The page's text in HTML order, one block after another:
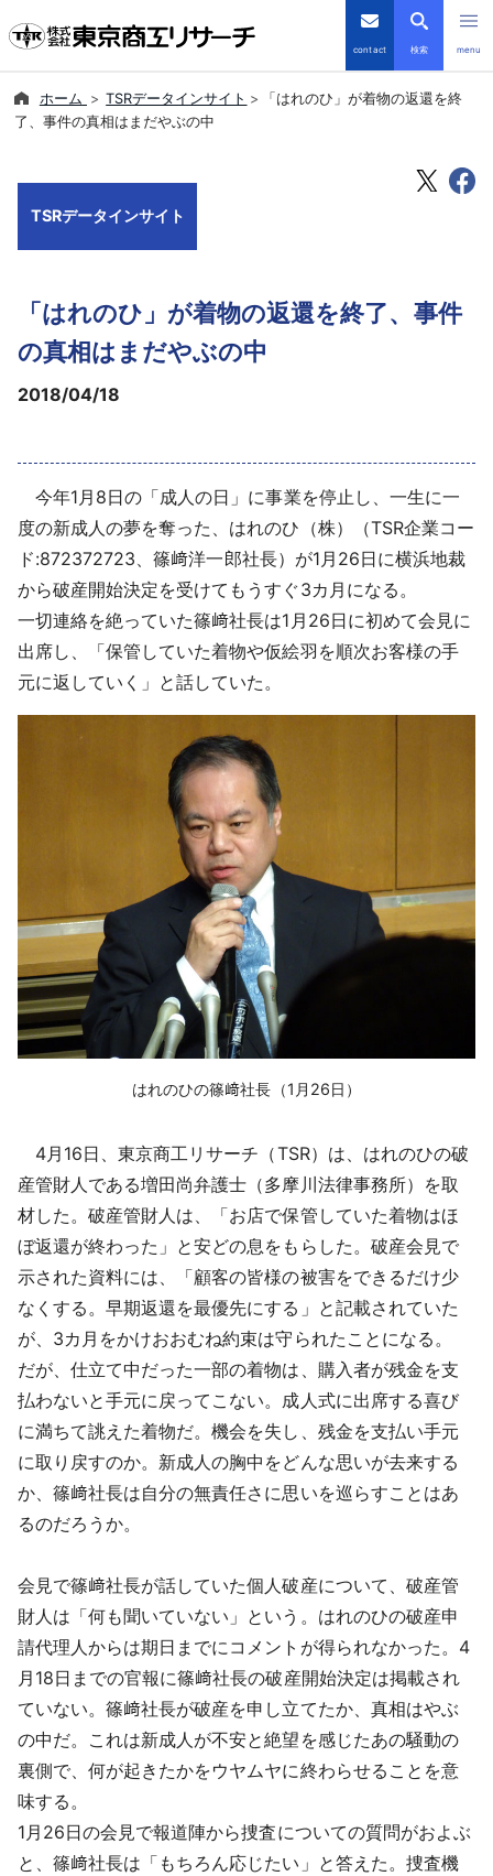
contact 検索 menu
倒産・注目企業情報
会社案内
導入事例
採用情報
よくあるご質問
English
ホーム TSRデータインサイト
「はれのひ」が着物の返還を終
了、事件の真相はまだやぶの中
TSRデータインサイト
「はれのひ」が着物の返還を終了、事件
の真相はまだやぶの中
2018/04/18
今年1月8日の「成人の日」に事業を停止し、一生に一
度の新成人の夢を奪った、はれのひ（株）（TSR企業コー
ド:872372723、篠﨑洋一郎社長）が1月26日に横浜地裁
から破産開始決定を受けてもうすぐ3カ月になる。
一切連絡を絶っていた篠﨑社長は1月26日に初めて会見に
出席し、「保管していた着物や仮絵羽を順次お客様の手
元に返していく」と話していた。
はれのひの篠﨑社長（1月26日）
4月16日、東京商工リサーチ（TSR）は、はれのひの破
産管財人である増田尚弁護士（多摩川法律事務所）を取
材した。破産管財人は、「お店で保管していた着物はほ
ぼ返還が終わった」と安どの息をもらした。破産会見で
示された資料には、「顧客の皆様の被害をできるだけ少
なくする。早期返還を最優先にする」と記載されていた
が、3カ月をかけおおむね約束は守られたことになる。
だが、仕立て中だった一部の着物は、購入者が残金を支
払わないと手元に戻ってこない。成人式に出席する喜び
に満ちて誂えた着物だ。機会を失し、残金を支払い手元
に取り戻すのか。新成人の胸中をどんな思いが去来する
か、篠﨑社長は自分の無責任さに思いを巡らすことはあ
るのだろうか。
会見で篠﨑社長が話していた個人破産について、破産管
財人は「何も聞いていない」という。はれのひの破産申
請代理人からは期日までにコメントが得られなかった。4
月18日までの官報に篠﨑社長の破産開始決定は掲載され
ていない。篠﨑社長が破産を申し立てたか、真相はやぶ
の中だ。これは新成人が不安と絶望を感じたあの騒動の
裏側で、何が起きたかをウヤムヤに終わらせることを意
味する。
1月26日の会見で報道陣から捜査についての質問がおよぶ
と、篠﨑社長は「もちろん応じたい」と答えた。捜査機